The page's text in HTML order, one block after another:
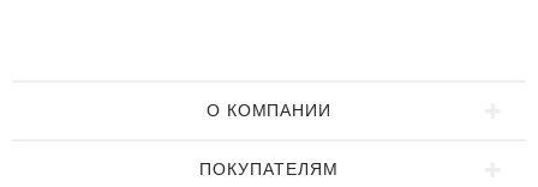
О КОМПАНИИ
ПОКУПАТЕЛЯМ